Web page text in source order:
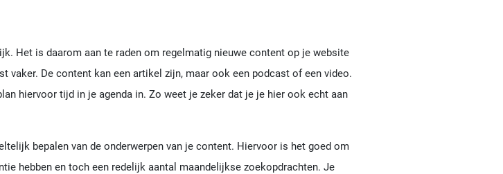
Het is daarom aan te raden om regelmatig nieuwe content op je website
vaker. De content kan een artikel zijn, maar ook een podcast of een video.
hiervoor tijd in je agenda in. Zo weet je zeker dat je je hier ook echt aan
bepalen van de onderwerpen van je content. Hiervoor is het goed om
hebben en toch een redelijk aantal maandelijkse zoekopdrachten. Je